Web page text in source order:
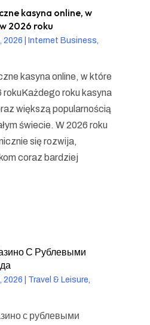
kasyna online, w
2026 roku
2026
Internet Business,
kasyna online, w które
rokuKażdego roku kasyna
większą popularnością
świecie. W 2026 roku
się rozwija,
coraz bardziej
С Рублевыми
2026
Travel & Leisure,
с рублевыми